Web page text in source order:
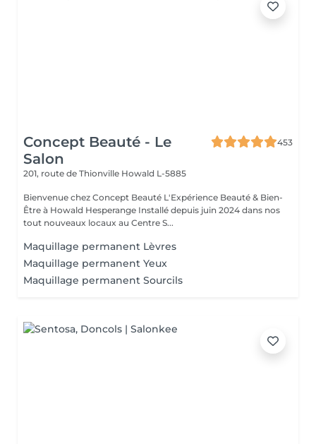
Concept Beauté - Le
Salon
453
201, route de Thionville Howald L-5885
Bienvenue chez Concept Beauté L'Expérience Beauté & Bien-
Être à Howald Hesperange Installé depuis juin 2024 dans nos
tout nouveaux locaux au Centre S...
Maquillage permanent Lèvres
Maquillage permanent Yeux
Maquillage permanent Sourcils